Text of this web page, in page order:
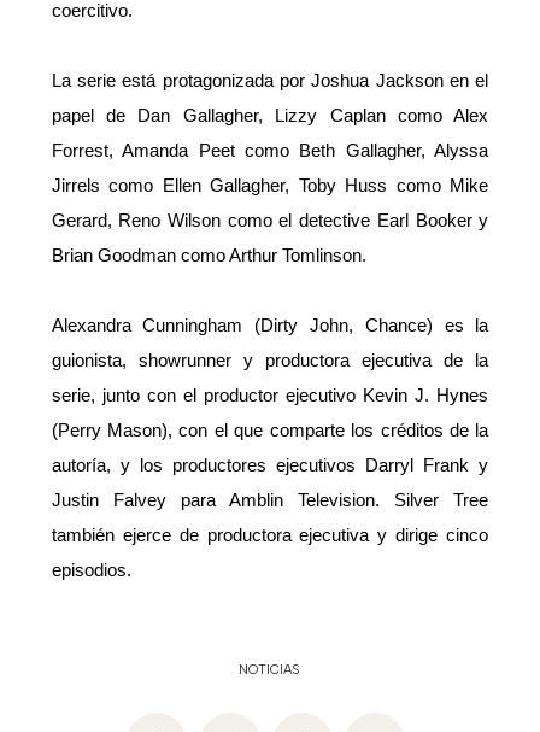
coercitivo.
La serie está protagonizada por Joshua Jackson en el
papel de Dan Gallagher, Lizzy Caplan como Alex
Forrest, Amanda Peet como Beth Gallagher, Alyssa
Jirrels como Ellen Gallagher, Toby Huss como Mike
Gerard, Reno Wilson como el detective Earl Booker y
Brian Goodman como Arthur Tomlinson.
Alexandra Cunningham (Dirty John, Chance) es la
guionista, showrunner y productora ejecutiva de la
serie, junto con el productor ejecutivo Kevin J. Hynes
(Perry Mason), con el que comparte los créditos de la
autoría, y los productores ejecutivos Darryl Frank y
Justin Falvey para Amblin Television. Silver Tree
también ejerce de productora ejecutiva y dirige cinco
episodios.
NOTICIAS